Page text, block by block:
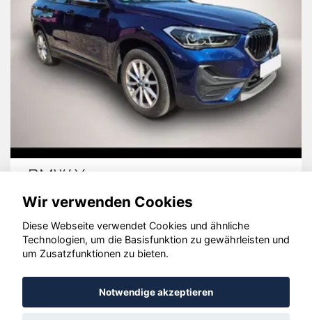
BMW X1
© konjunkturmotor.de GmbH 2020 - 2026
Wir verwenden Cookies
Diese Webseite verwendet Cookies und ähnliche
Technologien, um die Basisfunktion zu gewährleisten und
um Zusatzfunktionen zu bieten.
Notwendige akzeptieren